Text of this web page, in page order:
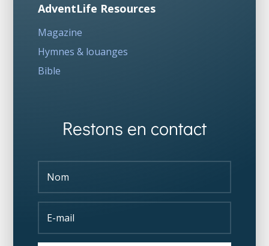
AdventLife Resources
Magazine
Hymnes & louanges
Bible
Restons en contact